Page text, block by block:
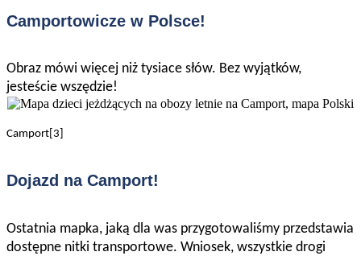
Camportowicze w Polsce!
Obraz mówi więcej niż tysiace słów. Bez wyjątków,
jesteście wszędzie!
Camport[3]
Dojazd na Camport!
Ostatnia mapka, jaką dla was przygotowaliśmy przedstawia
dostępne nitki transportowe. Wniosek, wszystkie drogi